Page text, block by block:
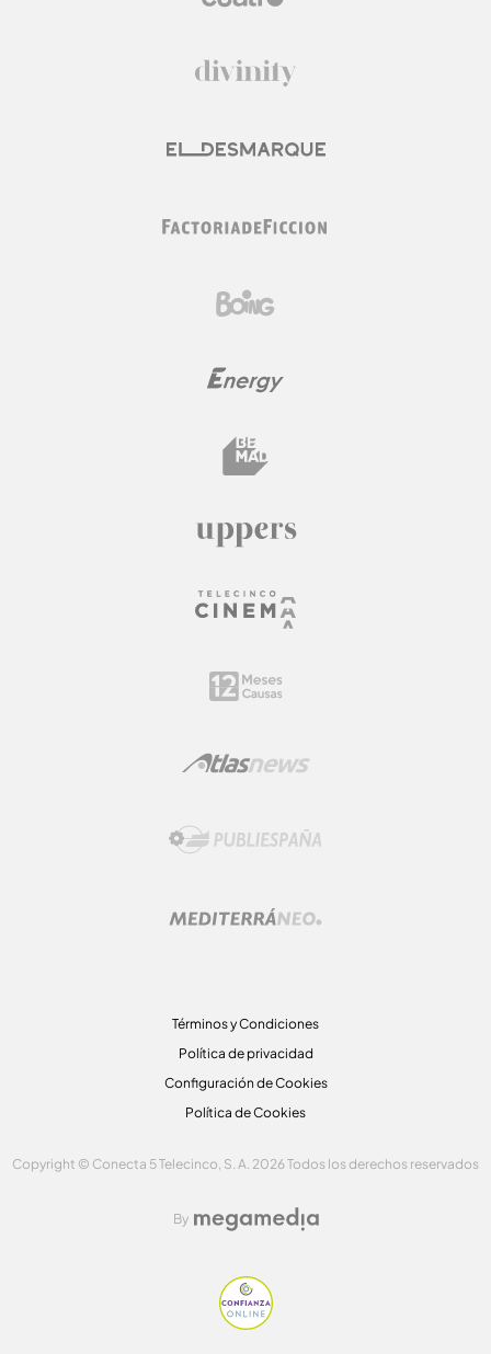
Términos y Condiciones
Política de privacidad
Configuración de Cookies
Política de Cookies
Copyright © Conecta 5 Telecinco, S. A. 2026 Todos los derechos reservados
By